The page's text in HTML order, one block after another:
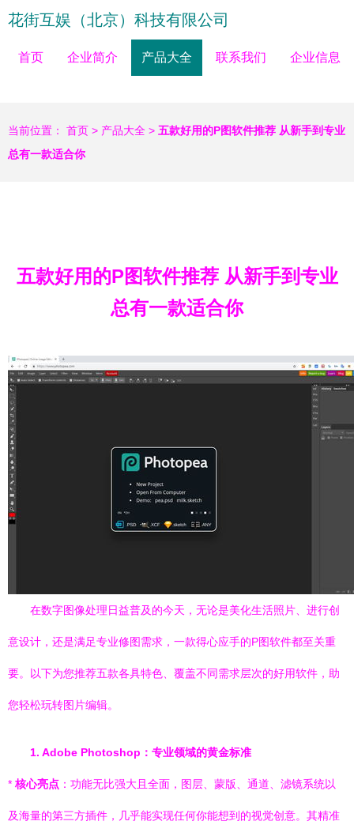
花街互娱（北京）科技有限公司
首页 企业简介 产品大全 联系我们 企业信息
当前位置： 首页 > 产品大全 > 五款好用的P图软件推荐 从新手到专业
总有一款适合你
五款好用的P图软件推荐 从新手到专业
总有一款适合你
在数字图像处理日益普及的今天，无论是美化生活照片、进行创
意设计，还是满足专业修图需求，一款得心应手的P图软件都至关重
要。以下为您推荐五款各具特色、覆盖不同需求层次的好用软件，助
您轻松玩转图片编辑。
1. Adobe Photoshop：专业领域的黄金标准
* 核心亮点 ：功能无比强大且全面，图层、蒙版、通道、滤镜系统以
及海量的第三方插件，几乎能实现任何你能想到的视觉创意。其精准